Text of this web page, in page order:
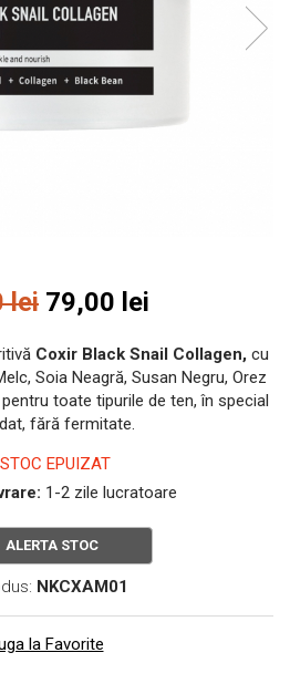
lei 79,00 lei
Coxir Black Snail Collagen, cu
Soia Neagră, Susan Negru, Orez
toate tipurile de ten, în special
fără fermitate.
STOC EPUIZAT
1-2 zile lucratoare
ALERTA STOC
NKCXAM01
la Favorite